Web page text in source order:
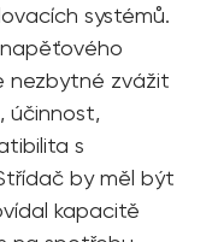
systémů.
nezbytné zvážit
účinnost,
s
by měl být
kapacitě